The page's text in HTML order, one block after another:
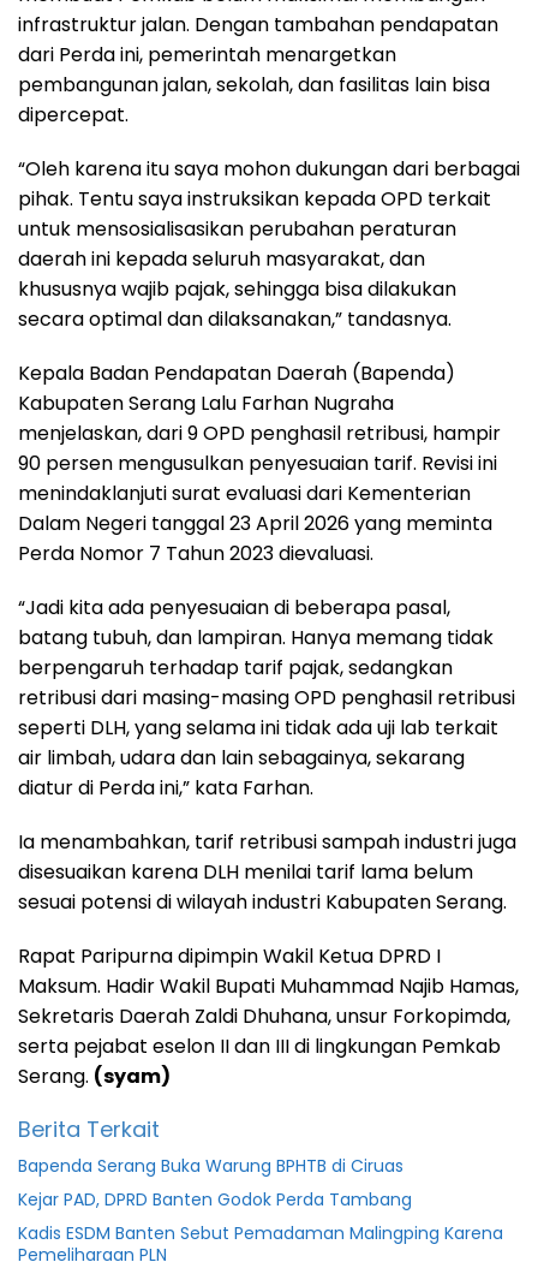
infrastruktur jalan. Dengan tambahan pendapatan
dari Perda ini, pemerintah menargetkan
pembangunan jalan, sekolah, dan fasilitas lain bisa
dipercepat.
“Oleh karena itu saya mohon dukungan dari berbagai
pihak. Tentu saya instruksikan kepada OPD terkait
untuk mensosialisasikan perubahan peraturan
daerah ini kepada seluruh masyarakat, dan
khususnya wajib pajak, sehingga bisa dilakukan
secara optimal dan dilaksanakan,” tandasnya.
Kepala Badan Pendapatan Daerah (Bapenda)
Kabupaten Serang Lalu Farhan Nugraha
menjelaskan, dari 9 OPD penghasil retribusi, hampir
90 persen mengusulkan penyesuaian tarif. Revisi ini
menindaklanjuti surat evaluasi dari Kementerian
Dalam Negeri tanggal 23 April 2026 yang meminta
Perda Nomor 7 Tahun 2023 dievaluasi.
“Jadi kita ada penyesuaian di beberapa pasal,
batang tubuh, dan lampiran. Hanya memang tidak
berpengaruh terhadap tarif pajak, sedangkan
retribusi dari masing-masing OPD penghasil retribusi
seperti DLH, yang selama ini tidak ada uji lab terkait
air limbah, udara dan lain sebagainya, sekarang
diatur di Perda ini,” kata Farhan.
Ia menambahkan, tarif retribusi sampah industri juga
disesuaikan karena DLH menilai tarif lama belum
sesuai potensi di wilayah industri Kabupaten Serang.
Rapat Paripurna dipimpin Wakil Ketua DPRD I
Maksum. Hadir Wakil Bupati Muhammad Najib Hamas,
Sekretaris Daerah Zaldi Dhuhana, unsur Forkopimda,
serta pejabat eselon II dan III di lingkungan Pemkab
Serang. (syam)
Berita Terkait
Bapenda Serang Buka Warung BPHTB di Ciruas
Kejar PAD, DPRD Banten Godok Perda Tambang
Kadis ESDM Banten Sebut Pemadaman Malingping Karena
Pemeliharaan PLN